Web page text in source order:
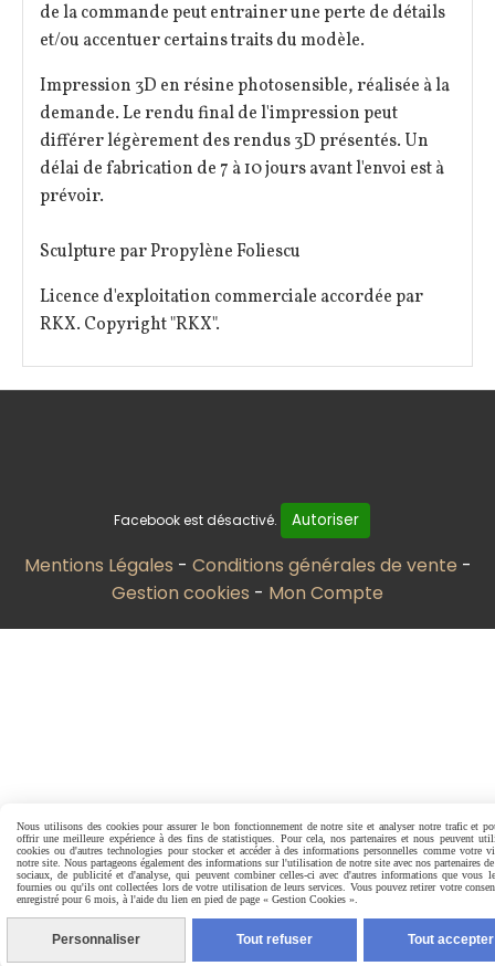
de la commande peut entrainer une perte de détails
et/ou accentuer certains traits du modèle.
Impression 3D en résine photosensible, réalisée à la
demande. Le rendu final de l'impression peut
différer légèrement des rendus 3D présentés. Un
délai de fabrication de 7 à 10 jours avant l'envoi est à
prévoir.
Sculpture par Propylène Foliescu
Licence d'exploitation commerciale accordée par
RKX. Copyright "RKX".
Facebook est désactivé. Autoriser
Mentions Légales
Conditions générales de vente
Gestion cookies
Mon Compte
Nous utilisons des cookies pour assurer le bon fonctionnement de notre site et analyser notre trafic et
offrir une meilleure expérience à des fins de statistiques. Pour cela, nos partenaires et nous peuvent
cookies ou d'autres technologies pour stocker et accéder à des informations personnelles comme votre
notre site. Nous partageons également des informations sur l'utilisation de notre site avec nos partenaires
sociaux, de publicité et d'analyse, qui peuvent combiner celles-ci avec d'autres informations que vous
fournies ou qu'ils ont collectées lors de votre utilisation de leurs services. Vous pouvez retirer votre
enregistré pour 6 mois, à l'aide du lien en pied de page « Gestion Cookies ».
Personnaliser Tout refuser Tout accepter